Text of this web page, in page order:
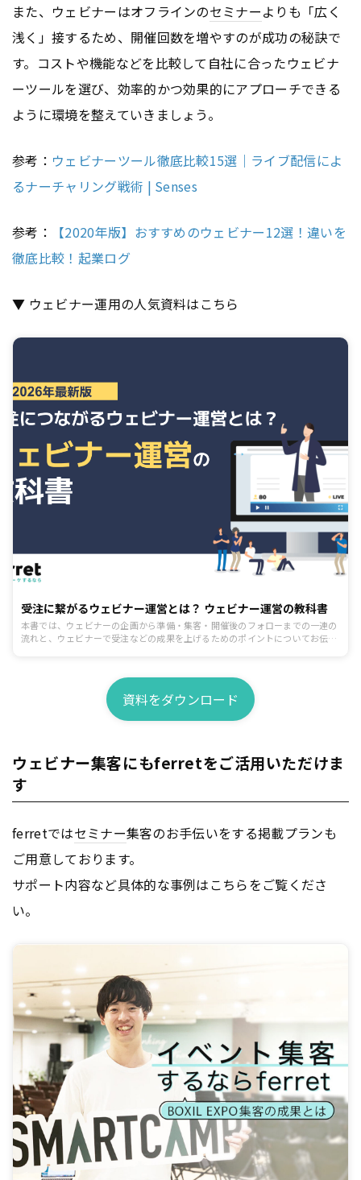
また、ウェビナーはオフラインのセミナーよりも「広く
浅く」接するため、開催回数を増やすのが成功の秘訣で
す。コストや機能などを比較して自社に合ったウェビナ
ーツールを選び、効率的かつ効果的にアプローチできる
ように環境を整えていきましょう。
参考： ウェビナーツール徹底比較15選｜ライブ配信によ
るナーチャリング戦術 | Senses
参考：
【2020年版】おすすめのウェビナー12選！違いを
徹底比較！起業ログ
▼ ウェビナー運用の人気資料はこちら
受注に繋がるウェビナー運営とは？ ウェビナー運営の教科書
本書では、ウェビナーの企画から準備・集客・開催後のフォローまでの一連の
流れと、ウェビナーで受注などの成果を上げるためのポイントについてお伝え
資料をダウンロード
ウェビナー集客にもferretをご活用いただけま
す
ferretではセミナー集客のお手伝いをする掲載プランも
ご用意しております。
サポート内容など具体的な事例はこちらをご覧くださ
い。